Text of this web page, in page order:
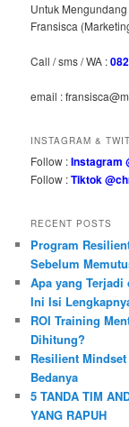
Untuk
Fransisca
Call / sms / WA :
email :
INSTAGRAM &
Follow :Instagram
Follow :Tiktok
RECENT POSTS
Program
Sebelum
Apa yang
Ini Isi
ROI Training
Dihitung?
Resilient
Bedanya
5 TANDA TIM
YANG RAPUH